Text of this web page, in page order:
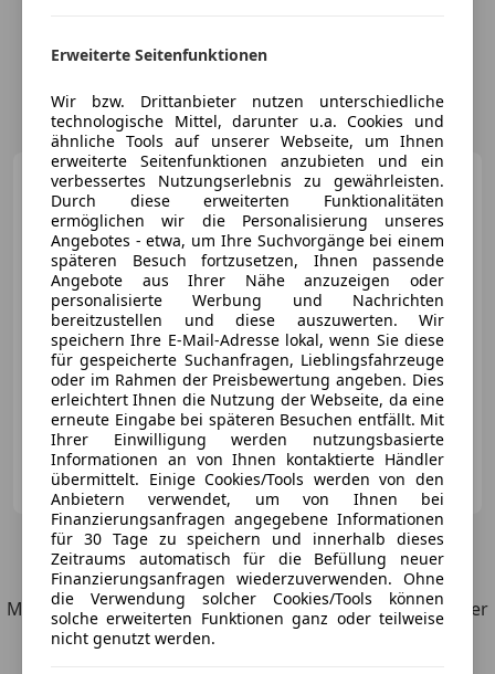
Volvo V90 Cross
Country D4 AWD Geartronic
€ 20 900
11/2019 220 000 km Diesel 140 kW (190 PS)
Autohaus Seidnitzer & Partner GmbH
AT-8200 Hofstätten an der Raab
Angebotefür Volvo V90 Cross Country
Möchtest du automatisch über neue Fahrzeuge zu deiner
Suche informiert werden?
Erweiterte Seitenfunktionen
Wir bzw. Drittanbieter nutzen unterschiedliche
technologische Mittel, darunter u.a. Cookies und
ähnliche Tools auf unserer Webseite, um Ihnen
erweiterte Seitenfunktionen anzubieten und ein
verbessertes Nutzungserlebnis zu gewährleisten.
Durch diese erweiterten Funktionalitäten
ermöglichen wir die Personalisierung unseres
Angebotes - etwa, um Ihre Suchvorgänge bei einem
späteren Besuch fortzusetzen, Ihnen passende
Angebote aus Ihrer Nähe anzuzeigen oder
personalisierte Werbung und Nachrichten
bereitzustellen und diese auszuwerten. Wir
speichern Ihre E-Mail-Adresse lokal, wenn Sie diese
für gespeicherte Suchanfragen, Lieblingsfahrzeuge
oder im Rahmen der Preisbewertung angeben. Dies
erleichtert Ihnen die Nutzung der Webseite, da eine
erneute Eingabe bei späteren Besuchen entfällt. Mit
Ihrer Einwilligung werden nutzungsbasierte
Informationen an von Ihnen kontaktierte Händler
übermittelt. Einige Cookies/Tools werden von den
Anbietern verwendet, um von Ihnen bei
Finanzierungsanfragen angegebene Informationen
für 30 Tage zu speichern und innerhalb dieses
Zeitraums automatisch für die Befüllung neuer
Finanzierungsanfragen wiederzuverwenden. Ohne
die Verwendung solcher Cookies/Tools können
solche erweiterten Funktionen ganz oder teilweise
nicht genutzt werden.